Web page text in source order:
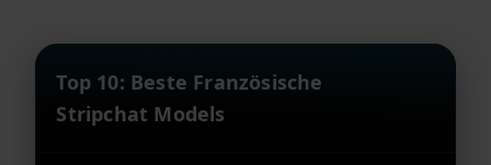
Top 10: Beste Französische
Stripchat Models